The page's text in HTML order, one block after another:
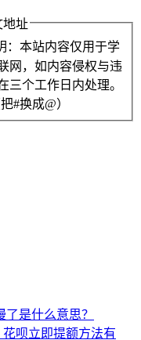
地址
：本站内容仅用于学
网，如内容侵权与违
三个工作日内处理。
#换成@）
是什么意思？
呗立即提额方法有